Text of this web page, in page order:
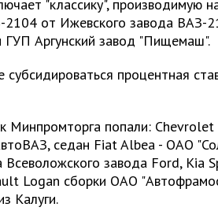
"классику", производимую
2104 от Ижевского завода ВАЗ-
Аргунский завод "Пищемаш".
процентная
Минпромторга попали: Chevrolet
седан Fiat Albea - ОАО
Всеволожского завода Ford, Kia
Logan сборки ОАО
Калуги.